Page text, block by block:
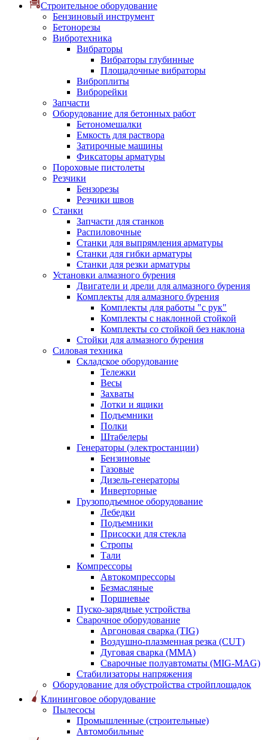
Строительное оборудование
Бензиновый инструмент
Бетонорезы
Вибротехника
Вибраторы
Вибраторы глубинные
Площадочные вибраторы
Виброплиты
Виброрейки
Запчасти
Оборудование для бетонных работ
Бетономешалки
Емкость для раствора
Затирочные машины
Фиксаторы арматуры
Пороховые пистолеты
Резчики
Бензорезы
Резчики швов
Станки
Запчасти для станков
Распиловочные
Станки для выпрямления арматуры
Станки для гибки арматуры
Станки для резки арматуры
Установки алмазного бурения
Двигатели и дрели для алмазного бурения
Комплекты для алмазного бурения
Комплекты для работы "с рук"
Комплекты с наклонной стойкой
Комплекты со стойкой без наклона
Стойки для алмазного бурения
Силовая техника
Складское оборудование
Тележки
Весы
Захваты
Лотки и ящики
Подъемники
Полки
Штабелеры
Генераторы (электростанции)
Бензиновые
Газовые
Дизель-генераторы
Инверторные
Грузоподъемное оборудование
Лебедки
Подъемники
Присоски для стекла
Стропы
Тали
Компрессоры
Автокомпрессоры
Безмасляные
Поршневые
Пуско-зарядные устройства
Сварочное оборудование
Аргоновая сварка (TIG)
Воздушно-плазменная резка (CUT)
Дуговая сварка (ММА)
Сварочные полуавтоматы (MIG-MAG)
Стабилизаторы напряжения
Оборудование для обустройства стройплощадок
Клининговое оборудование
Пылесосы
Промышленные (строительные)
Автомобильные